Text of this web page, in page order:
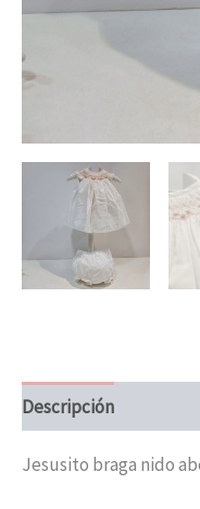
Descripción
Jesusito braga nido